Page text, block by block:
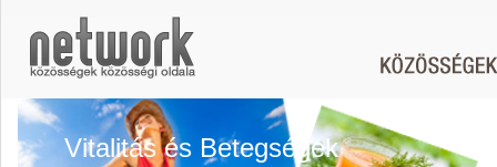
Vitalitás és Betegségek